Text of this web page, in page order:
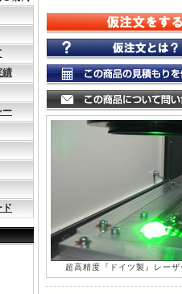
超高精度『ドイツ製』レーザ
績
ー
ド